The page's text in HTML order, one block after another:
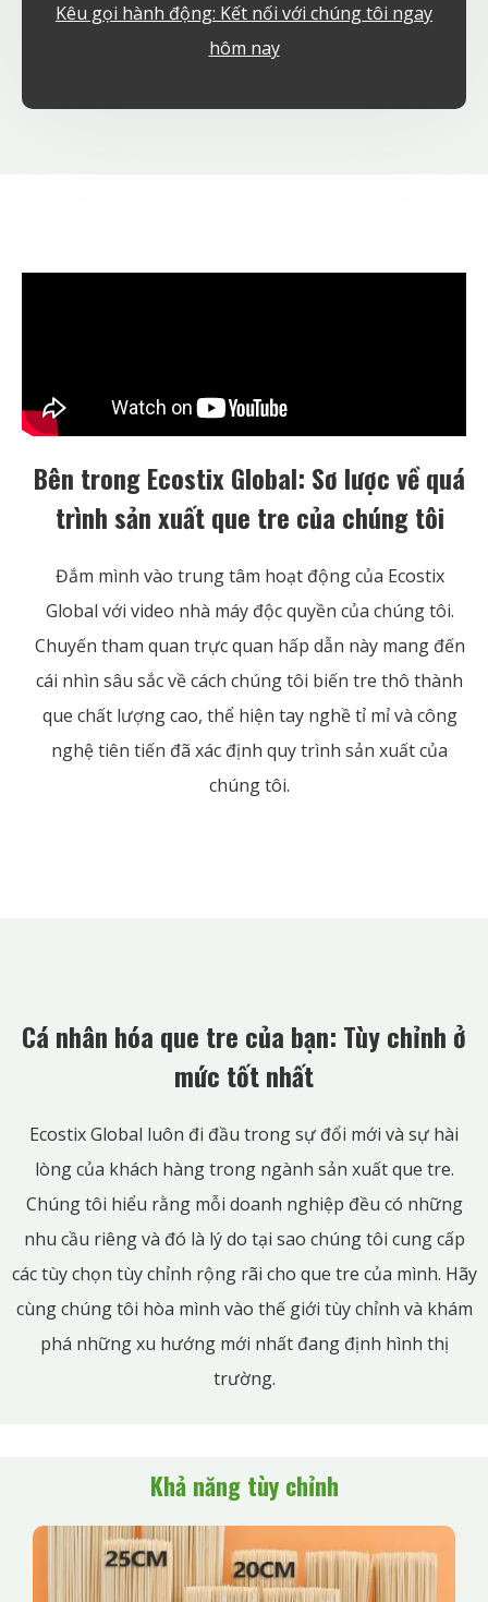
Kêu gọi hành động: Kết nối với chúng tôi ngay
hôm nay
Bên trong Ecostix Global: Sơ lược về quá
trình sản xuất que tre của chúng tôi
Đắm mình vào trung tâm hoạt động của Ecostix
Global với video nhà máy độc quyền của chúng tôi.
Chuyến tham quan trực quan hấp dẫn này mang đến
cái nhìn sâu sắc về cách chúng tôi biến tre thô thành
que chất lượng cao, thể hiện tay nghề tỉ mỉ và công
nghệ tiên tiến đã xác định quy trình sản xuất của
chúng tôi.
Cá nhân hóa que tre của bạn: Tùy chỉnh ở
mức tốt nhất
Ecostix Global luôn đi đầu trong sự đổi mới và sự hài
lòng của khách hàng trong ngành sản xuất que tre.
Chúng tôi hiểu rằng mỗi doanh nghiệp đều có những
nhu cầu riêng và đó là lý do tại sao chúng tôi cung cấp
các tùy chọn tùy chỉnh rộng rãi cho que tre của mình. Hãy
cùng chúng tôi hòa mình vào thế giới tùy chỉnh và khám
phá những xu hướng mới nhất đang định hình thị
trường.
Khả năng tùy chỉnh